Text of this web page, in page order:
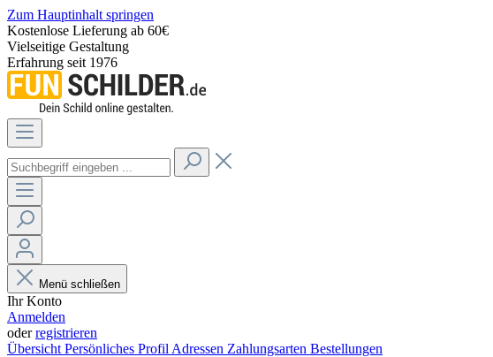
Zum Hauptinhalt springen
Kostenlose Lieferung ab 60€
Vielseitige Gestaltung
Erfahrung seit 1976
Menü schließen
Ihr Konto
Anmelden
oderregistrieren
Übersicht Persönliches Profil Adressen Zahlungsarten Bestellungen